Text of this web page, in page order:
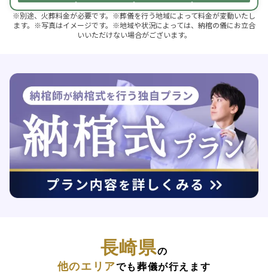
※別途、火葬料金が必要です。※葬儀を行う地域によって料金が変動いたし
ます。※写真はイメージです。※地域や状況によっては、納棺の儀にお立合
いいただけない場合がございます。
長崎県の
他のエリアでも葬儀が行えます